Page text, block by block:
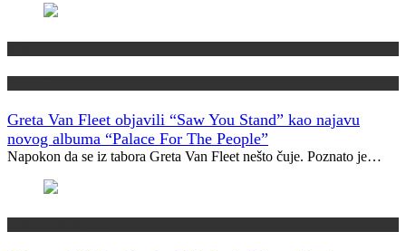
Greta Van Fleet objavili “Saw You Stand” kao najavu
novog albuma “Palace For The People”
Napokon da se iz tabora Greta Van Fleet nešto čuje. Poznato je…